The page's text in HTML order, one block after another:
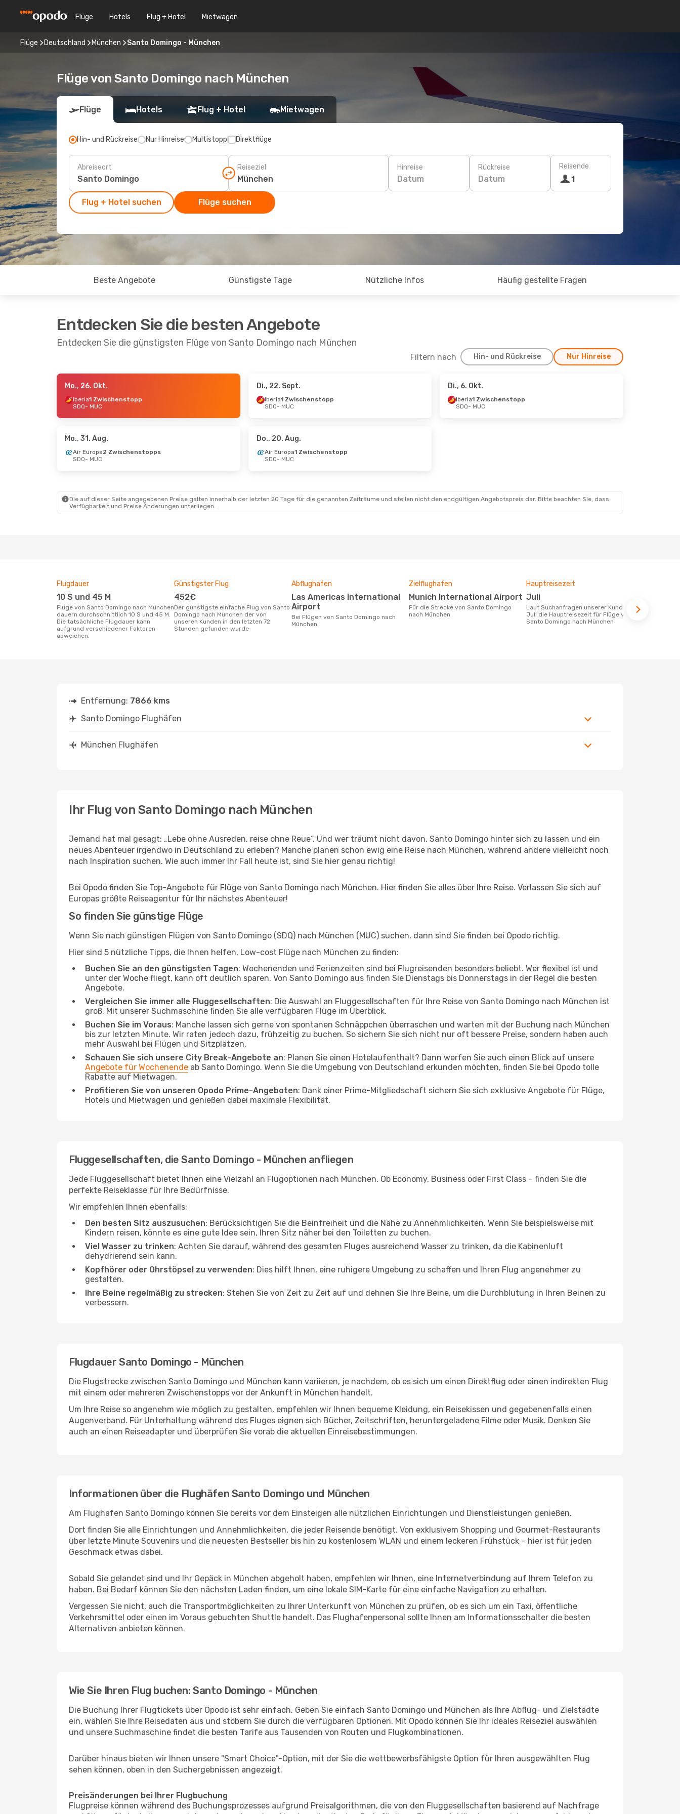
Flüge Hotels Flug + Hotel Mietwagen
Flüge Deutschland München Santo Domingo - München
Flüge von Santo Domingo nach München
Flüge Hotels Flug + Hotel Mietwagen
Hin- und Rückreise Nur Hinreise Multistopp Direktflüge
Abreiseort Reiseziel Hinreise
Datum
Rückreise
Datum
Reisende
1
Flug + Hotel suchen Flüge suchen
Beste Angebote Günstigste Tage Nützliche Infos Häufig gestellte Fragen
Entdecken Sie die besten Angebote
Entdecken Sie die günstigsten Flüge von Santo Domingo nach München
Filtern nach Hin- und Rückreise Nur Hinreise
- Di., 22. Sept.
1 Zwischenstopp
- Fr., 2. Okt.
1 Zwischenstopp
- Do., 29. Okt.
- Sa., 29. Aug.
Mo., 26. Okt.
Iberia1 Zwischenstopp
SDQ- MUC
Di., 22. Sept.
Iberia1 Zwischenstopp
SDQ- MUC
Di., 6. Okt.
Iberia1 Zwischenstopp
SDQ- MUC
Mo., 31. Aug.
Air Europa2 Zwischenstopps
SDQ- MUC
Do., 20. Aug.
Air Europa1 Zwischenstopp
SDQ- MUC
Die auf dieser Seite angegebenen Preise galten innerhalb der letzten 20 Tage für die genannten Zeiträume und stellen nicht den endgültigen Angebotspreis dar. Bitte beachten Sie, dass
Verfügbarkeit und Preise Änderungen unterliegen.
Flugdauer
10 S und 45 M
Flüge von Santo Domingo nach München
dauern durchschnittlich 10 S und 45 M.
Die tatsächliche Flugdauer kann
aufgrund verschiedener Faktoren
abweichen.
Günstigster Flug
452€
Der günstigste einfache Flug von Santo
Domingo nach München der von
unseren Kunden in den letzten 72
Stunden gefunden wurde
Abflughafen
Las Americas International
Airport
Bei Flügen von Santo Domingo nach
München
Zielflughafen
Munich International Airport
Für die Strecke von Santo Domingo
nach München
Hauptreisezeit
Juli
Laut Suchanfragen unserer Kunden ist
Juli die Hauptreisezeit für Flüge von
Santo Domingo nach München
Entfernung: 7866 kms
Santo Domingo Flughäfen
München Flughäfen
Ihr Flug von Santo Domingo nach München
Jemand hat mal gesagt: „Lebe ohne Ausreden, reise ohne Reue“. Und wer träumt nicht davon, Santo Domingo hinter sich zu lassen und ein
neues Abenteuer irgendwo in Deutschland zu erleben? Manche planen schon ewig eine Reise nach München, während andere vielleicht noch
nach Inspiration suchen. Wie auch immer Ihr Fall heute ist, sind Sie hier genau richtig!
Bei Opodo finden Sie Top-Angebote für Flüge von Santo Domingo nach München. Hier finden Sie alles über Ihre Reise. Verlassen Sie sich auf
Europas größte Reiseagentur für Ihr nächstes Abenteuer!
So finden Sie günstige Flüge
Wenn Sie nach günstigen Flügen von Santo Domingo (SDQ) nach München (MUC) suchen, dann sind Sie finden bei Opodo richtig.
Hier sind 5 nützliche Tipps, die Ihnen helfen, Low-cost Flüge nach München zu finden:
Buchen Sie an den günstigsten Tagen: Wochenenden und Ferienzeiten sind bei Flugreisenden besonders beliebt. Wer flexibel ist und
unter der Woche fliegt, kann oft deutlich sparen. Von Santo Domingo aus finden Sie Dienstags bis Donnerstags in der Regel die besten
Angebote.
Vergleichen Sie immer alle Fluggesellschaften: Die Auswahl an Fluggesellschaften für Ihre Reise von Santo Domingo nach München ist
groß. Mit unserer Suchmaschine finden Sie alle verfügbaren Flüge im Überblick.
Buchen Sie im Voraus: Manche lassen sich gerne von spontanen Schnäppchen überraschen und warten mit der Buchung nach München
bis zur letzten Minute. Wir raten jedoch dazu, frühzeitig zu buchen. So sichern Sie sich nicht nur oft bessere Preise, sondern haben auch
mehr Auswahl bei Flügen und Sitzplätzen.
Schauen Sie sich unsere City Break-Angebote an: Planen Sie einen Hotelaufenthalt? Dann werfen Sie auch einen Blick auf unsere
Angebote für Wochenende ab Santo Domingo. Wenn Sie die Umgebung von Deutschland erkunden möchten, finden Sie bei Opodo tolle
Rabatte auf Mietwagen.
Profitieren Sie von unseren Opodo Prime-Angeboten: Dank einer Prime-Mitgliedschaft sichern Sie sich exklusive Angebote für Flüge,
Hotels und Mietwagen und genießen dabei maximale Flexibilität.
Fluggesellschaften, die Santo Domingo - München anfliegen
Jede Fluggesellschaft bietet Ihnen eine Vielzahl an Flugoptionen nach München. Ob Economy, Business oder First Class – finden Sie die
perfekte Reiseklasse für Ihre Bedürfnisse.
Wir empfehlen Ihnen ebenfalls:
Den besten Sitz auszusuchen: Berücksichtigen Sie die Beinfreiheit und die Nähe zu Annehmlichkeiten. Wenn Sie beispielsweise mit
Kindern reisen, könnte es eine gute Idee sein, Ihren Sitz näher bei den Toiletten zu buchen.
Viel Wasser zu trinken: Achten Sie darauf, während des gesamten Fluges ausreichend Wasser zu trinken, da die Kabinenluft
dehydrierend sein kann.
Kopfhörer oder Ohrstöpsel zu verwenden: Dies hilft Ihnen, eine ruhigere Umgebung zu schaffen und Ihren Flug angenehmer zu
gestalten.
Ihre Beine regelmäßig zu strecken: Stehen Sie von Zeit zu Zeit auf und dehnen Sie Ihre Beine, um die Durchblutung in Ihren Beinen zu
verbessern.
Flugdauer Santo Domingo - München
Die Flugstrecke zwischen Santo Domingo und München kann variieren, je nachdem, ob es sich um einen Direktflug oder einen indirekten Flug
mit einem oder mehreren Zwischenstopps vor der Ankunft in München handelt.
Um Ihre Reise so angenehm wie möglich zu gestalten, empfehlen wir Ihnen bequeme Kleidung, ein Reisekissen und gegebenenfalls einen
Augenverband. Für Unterhaltung während des Fluges eignen sich Bücher, Zeitschriften, heruntergeladene Filme oder Musik. Denken Sie
auch an einen Reiseadapter und überprüfen Sie vorab die aktuellen Einreisebestimmungen.
Informationen über die Flughäfen Santo Domingo und München
Am Flughafen Santo Domingo können Sie bereits vor dem Einsteigen alle nützlichen Einrichtungen und Dienstleistungen genießen.
Dort finden Sie alle Einrichtungen und Annehmlichkeiten, die jeder Reisende benötigt. Von exklusivem Shopping und Gourmet-Restaurants
über letzte Minute Souvenirs und die neuesten Bestseller bis hin zu kostenlosem WLAN und einem leckeren Frühstück – hier ist für jeden
Geschmack etwas dabei.
Sobald Sie gelandet sind und Ihr Gepäck in München abgeholt haben, empfehlen wir Ihnen, eine Internetverbindung auf Ihrem Telefon zu
haben. Bei Bedarf können Sie den nächsten Laden finden, um eine lokale SIM-Karte für eine einfache Navigation zu erhalten.
Vergessen Sie nicht, auch die Transportmöglichkeiten zu Ihrer Unterkunft von München zu prüfen, ob es sich um ein Taxi, öffentliche
Verkehrsmittel oder einen im Voraus gebuchten Shuttle handelt. Das Flughafenpersonal sollte Ihnen am Informationsschalter die besten
Alternativen anbieten können.
Wie Sie Ihren Flug buchen: Santo Domingo - München
Die Buchung Ihrer Flugtickets über Opodo ist sehr einfach. Geben Sie einfach Santo Domingo und München als Ihre Abflug- und Zielstädte
ein, wählen Sie Ihre Reisedaten aus und stöbern Sie durch die verfügbaren Optionen. Mit Opodo können Sie Ihr ideales Reiseziel auswählen
und unsere Suchmaschine findet die besten Tarife aus Tausenden von Routen und Flugkombinationen.
Darüber hinaus bieten wir Ihnen unsere "Smart Choice"-Option, mit der Sie die wettbewerbsfähigste Option für Ihren ausgewählten Flug
sehen können, oben in den Suchergebnissen angezeigt.
Preisänderungen bei Ihrer Flugbuchung
Flugpreise können während des Buchungsprozesses aufgrund Preisalgorithmen, die von den Fluggesellschaften basierend auf Nachfrage